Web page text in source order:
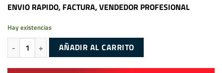
ENVIO RAPIDO, FACTURA, VENDEDOR PROFESIONAL
Hay existencias
Cable DAC Twinax SFP+ 10GB/s, Longitud 1M cantidad
AÑADIR AL CARRITO